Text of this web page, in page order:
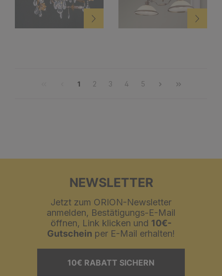
1 2 3 4 5
NEWSLETTER
Jetzt zum ORION-Newsletter
anmelden, Bestätigungs-E-Mail
öffnen, Link klicken und 10€-
Gutschein per E-Mail erhalten!
10€ RABATT SICHERN